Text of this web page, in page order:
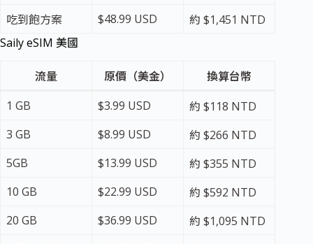
吃到飽方案
$48.99 USD
約 $1,451 NTD
Saily eSIM 美國
流量 原價（美金）
換算台幣
1 GB
$3.99 USD
約 $118 NTD
3 GB
$8.99 USD
約 $266 NTD
5GB
$13.99 USD
約 $355 NTD
10 GB
$22.99 USD
約 $592 NTD
20 GB
$36.99 USD
約 $1,095 NTD